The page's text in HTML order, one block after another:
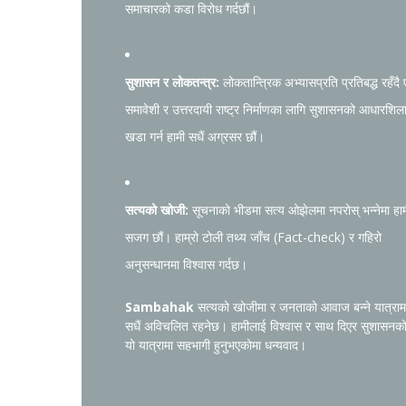
समाचारको कडा विरोध गर्दछौं।
सुशासन र लोकतन्त्र: लोकतान्त्रिक अभ्यासप्रति प्रतिबद्ध रहँदै
समावेशी र उत्तरदायी राष्ट्र निर्माणका लागि सुशासनको आधारशिला
खडा गर्न हामी सधैं अग्रसर छौं।
सत्यको खोजी: सूचनाको भीडमा सत्य ओझेलमा नपरोस् भन्नेमा
सजग छौं। हाम्रो टोली तथ्य जाँच (Fact-check) र गहिरो
अनुसन्धानमा विश्वास गर्दछ।
Sambahak सत्यको खोजीमा र जनताको आवाज बन्ने
सधैं अविचलित रहनेछ। हामीलाई विश्वास र साथ दिएर सुशासनको
यो यात्रामा सहभागी हुनुभएकोमा धन्यवाद।